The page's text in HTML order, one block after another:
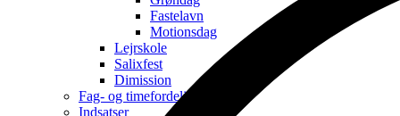
Fastelavn
Motionsdag
Lejrskole
Salixfest
Dimission
Fag- og timefordeling
Indsatser